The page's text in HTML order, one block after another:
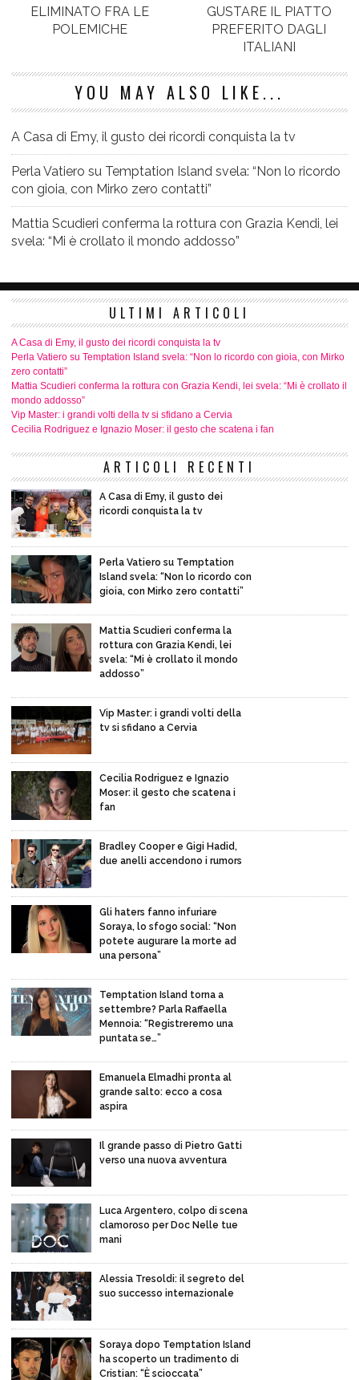
ELIMINATO FRA LE
POLEMICHE
GUSTARE IL PIATTO
PREFERITO DAGLI
ITALIANI
YOU MAY ALSO LIKE...
A Casa di Emy, il gusto dei ricordi conquista la tv
Perla Vatiero su Temptation Island svela: “Non lo ricordo
con gioia, con Mirko zero contatti”
Mattia Scudieri conferma la rottura con Grazia Kendi, lei
svela: “Mi è crollato il mondo addosso”
ULTIMI ARTICOLI
A Casa di Emy, il gusto dei ricordi conquista la tv
Perla Vatiero su Temptation Island svela: “Non lo ricordo con gioia, con Mirko
zero contatti”
Mattia Scudieri conferma la rottura con Grazia Kendi, lei svela: “Mi è crollato il
mondo addosso”
Vip Master: i grandi volti della tv si sfidano a Cervia
Cecilia Rodriguez e Ignazio Moser: il gesto che scatena i fan
ARTICOLI RECENTI
A Casa di Emy, il gusto dei
ricordi conquista la tv
Perla Vatiero su Temptation
Island svela: “Non lo ricordo con
gioia, con Mirko zero contatti”
Mattia Scudieri conferma la
rottura con Grazia Kendi, lei
svela: “Mi è crollato il mondo
addosso”
Vip Master: i grandi volti della
tv si sfidano a Cervia
Cecilia Rodriguez e Ignazio
Moser: il gesto che scatena i
fan
Bradley Cooper e Gigi Hadid,
due anelli accendono i rumors
Gli haters fanno infuriare
Soraya, lo sfogo social: “Non
potete augurare la morte ad
una persona”
Temptation Island torna a
settembre? Parla Raffaella
Mennoia: “Registreremo una
puntata se…”
Emanuela Elmadhi pronta al
grande salto: ecco a cosa
aspira
Il grande passo di Pietro Gatti
verso una nuova avventura
Luca Argentero, colpo di scena
clamoroso per Doc Nelle tue
mani
Alessia Tresoldi: il segreto del
suo successo internazionale
Soraya dopo Temptation Island
ha scoperto un tradimento di
Cristian: “È scioccata”